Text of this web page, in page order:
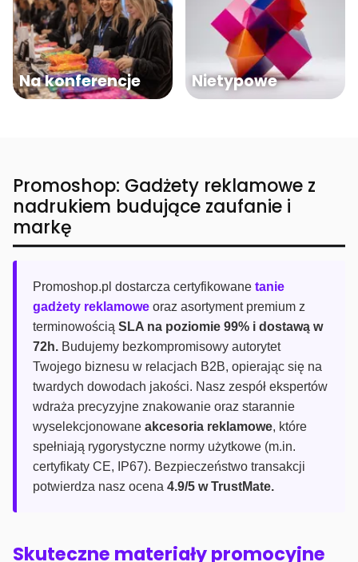
Na konferencje Nietypowe
Promoshop: Gadżety reklamowe z
nadrukiem budujące zaufanie i
markę
Promoshop.pl dostarcza certyfikowane tanie
gadżety reklamowe oraz asortyment premium z
terminowością SLA na poziomie 99% i dostawą w
72h. Budujemy bezkompromisowy autorytet
Twojego biznesu w relacjach B2B, opierając się na
twardych dowodach jakości. Nasz zespół ekspertów
wdraża precyzyjne znakowanie oraz starannie
wyselekcjonowane akcesoria reklamowe, które
spełniają rygorystyczne normy użytkowe (m.in.
certyfikaty CE, IP67). Bezpieczeństwo transakcji
potwierdza nasz ocena 4.9/5 w TrustMate.
Skuteczne materiały promocyjne